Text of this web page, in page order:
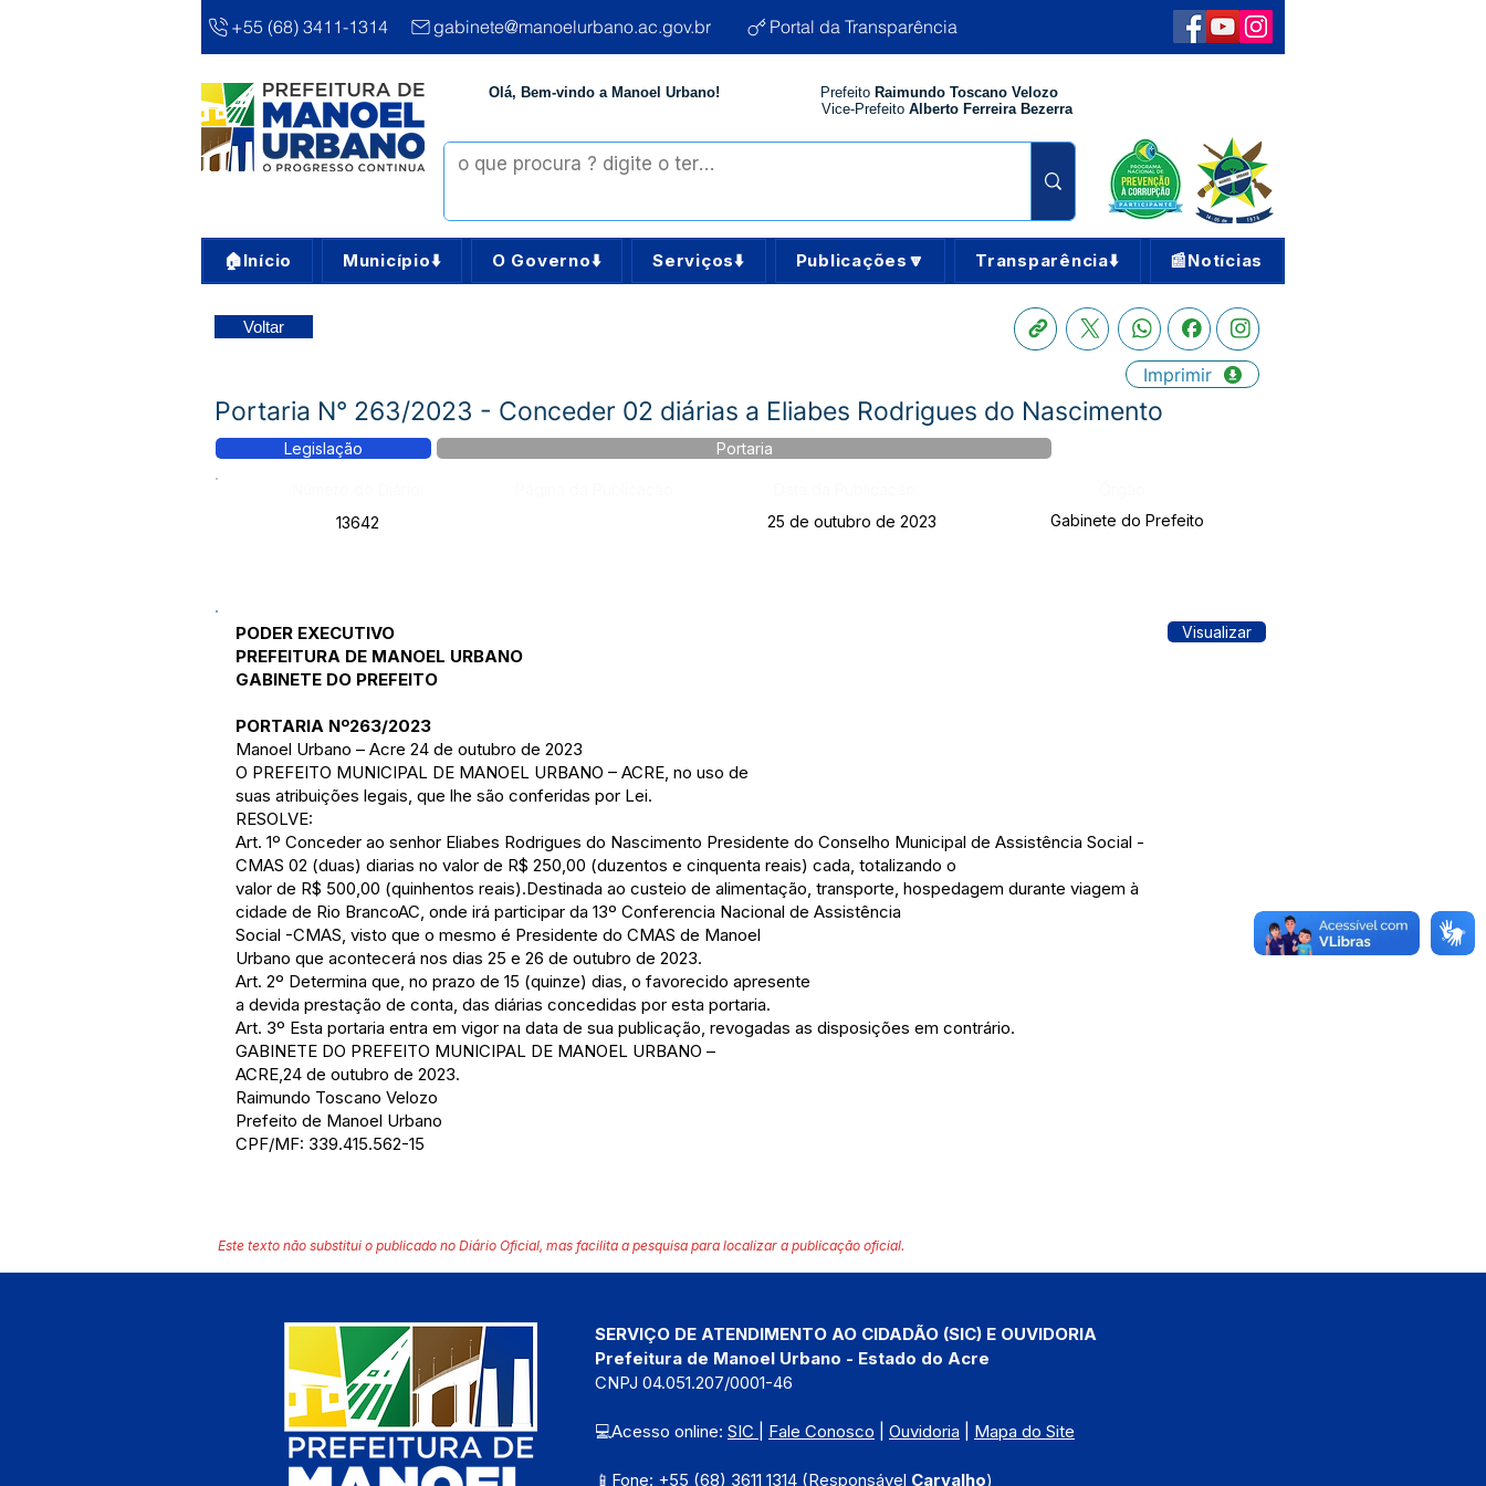
+55 (68) 3411-1314 gabinete@manoelurbano.ac.gov.br Portal da Transparência
Olá, Bem-vindo a Manoel Urbano! Prefeito Raimundo Toscano Velozo
Vice-Prefeito Alberto Ferreira Bezerra
🏠Início Município⬇️ O Governo⬇️ Serviços⬇️ Publicações🔽 Transparência⬇️ 📰Notícias
Voltar
Imprimir
Portaria N° 263/2023 - Conceder 02 diárias a Eliabes Rodrigues do Nascimento
Legislação Portaria
13642
25 de outubro de 2023 Gabinete do Prefeito
PODER EXECUTIVO
PREFEITURA DE MANOEL URBANO
GABINETE DO PREFEITO
PORTARIA Nº263/2023
Manoel Urbano – Acre 24 de outubro de 2023
O PREFEITO MUNICIPAL DE MANOEL URBANO – ACRE, no uso de
suas atribuições legais, que lhe são conferidas por Lei.
RESOLVE:
Art. 1º Conceder ao senhor Eliabes Rodrigues do Nascimento Presidente do Conselho Municipal de Assistência Social -
CMAS 02 (duas) diarias no valor de R$ 250,00 (duzentos e cinquenta reais) cada, totalizando o
valor de R$ 500,00 (quinhentos reais).Destinada ao custeio de alimentação, transporte, hospedagem durante viagem à
cidade de Rio BrancoAC, onde irá participar da 13º Conferencia Nacional de Assistência
Social -CMAS, visto que o mesmo é Presidente do CMAS de Manoel
Urbano que acontecerá nos dias 25 e 26 de outubro de 2023.
Art. 2º Determina que, no prazo de 15 (quinze) dias, o favorecido apresente
a devida prestação de conta, das diárias concedidas por esta portaria.
Art. 3º Esta portaria entra em vigor na data de sua publicação, revogadas as disposições em contrário.
GABINETE DO PREFEITO MUNICIPAL DE MANOEL URBANO –
ACRE,24 de outubro de 2023.
Raimundo Toscano Velozo
Prefeito de Manoel Urbano
CPF/MF: 339.415.562-15
Visualizar
Este texto não substitui o publicado no Diário Oficial, mas facilita a pesquisa para localizar a publicação oficial.
SERVIÇO DE ATENDIMENTO AO CIDADÃO (SIC) E OUVIDORIA
Prefeitura de Manoel Urbano - Estado do Acre
CNPJ 04.051.207/0001-46
💻Acesso online: SIC Fale Conosco Ouvidoria Mapa do Site
📱Fone: +55 (68) 3611 1314 (Responsável Carvalho)